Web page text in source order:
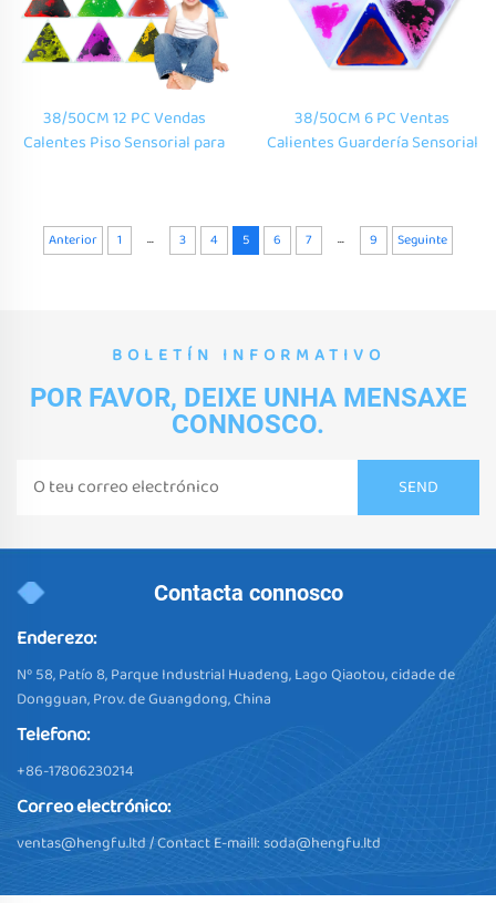
38/50CM 12 PC Vendas
Calentes Piso Sensorial para
para Xoguetes Montessori
38/50CM 6 PC Ventas
Calientes Guardería Sensorial
Juguete Montessori
Anterior 1 ... 3 4 5 6 7 ... 9 Seguinte
BOLETÍN INFORMATIVO
POR FAVOR, DEIXE UNHA MENSAXE
CONNOSCO.
Contacta connosco
Enderezo:
Nº 58, Patío 8, Parque Industrial Huadeng, Lago Qiaotou, cidade de
Dongguan, Prov. de Guangdong, China
Telefono:
+86-17806230214
Correo electrónico:
ventas@hengfu.ltd/ Contact E-maill:soda@hengfu.ltd